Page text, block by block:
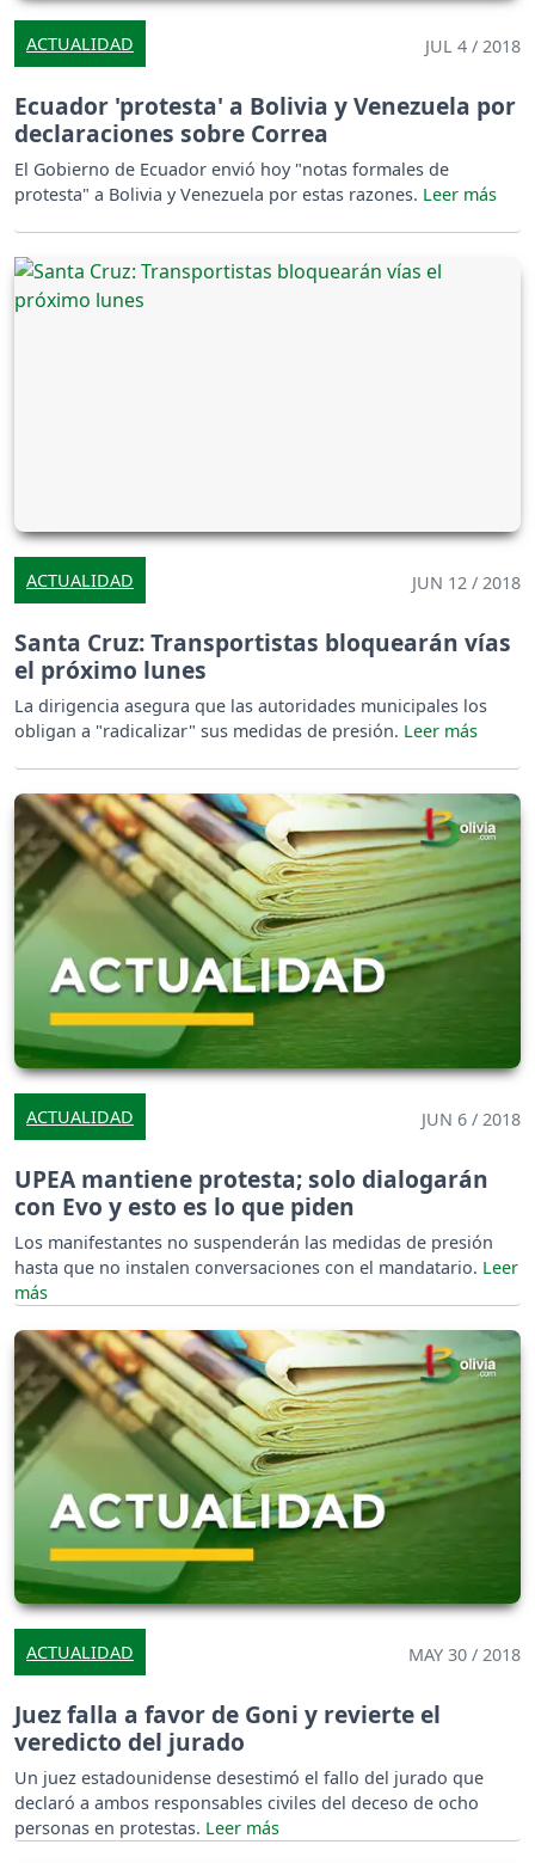
ACTUALIDAD JUL 4 / 2018
Ecuador 'protesta' a Bolivia y Venezuela por
declaraciones sobre Correa
El Gobierno de Ecuador envió hoy "notas formales de
protesta" a Bolivia y Venezuela por estas razones.
ACTUALIDAD JUN 12 / 2018
Santa Cruz: Transportistas bloquearán vías
el próximo lunes
La dirigencia asegura que las autoridades municipales los
obligan a "radicalizar" sus medidas de presión.
ACTUALIDAD JUN 6 / 2018
UPEA mantiene protesta; solo dialogarán
con Evo y esto es lo que piden
Los manifestantes no suspenderán las medidas de presión
hasta que no instalen conversaciones con el mandatario.
ACTUALIDAD MAY 30 / 2018
Juez falla a favor de Goni y revierte el
veredicto del jurado
Un juez estadounidense desestimó el fallo del jurado que
declaró a ambos responsables civiles del deceso de ocho
personas en protestas.